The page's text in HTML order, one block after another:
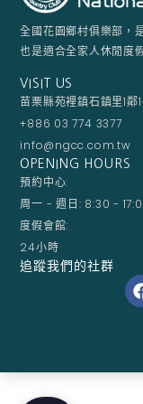
全國花園鄉村俱樂部，
也是適合全家人休閒度
VISIT US
苗栗縣苑裡鎮石鎮里1鄰
+886 03 774 3377
info@ngcc.com.tw
OPENING HOURS
預約中心:
周一 - 週日: 8:30 -
度假會館:
24小時
追蹤我們的社群